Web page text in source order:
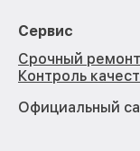
Сервис
Срочный ремонт
Контроль
Официальный